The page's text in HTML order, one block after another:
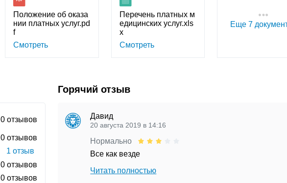
Положение об оказа
нии платных услуг.pd
f
Смотреть
Перечень платных м
едицинских услуг.xls
x
Смотреть
Еще 7
0 отзывов
0 отзывов
1 отзыв
0 отзывов
0 отзывов
Горячий отзыв
Давид
20 августа 2019 в 14:16
Нормально
Все как везде
Читать полностью